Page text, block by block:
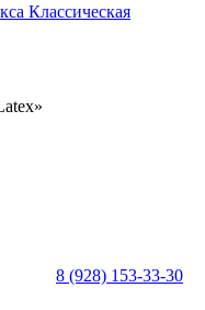
Классическая
8 (928) 153-33-30